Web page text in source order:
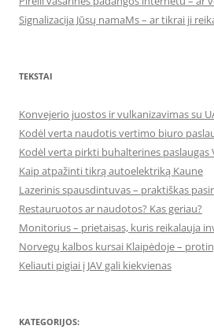
Signalizacija Jūsų namaMs – ar tikrai ji
TEKSTAI
Konvejerio juostos ir vulkanizavimas su
Kodėl verta naudotis vertimo biuro
Kodėl verta pirkti buhalterines paslaugas
Kaip atpažinti tikrą autoelektriką Kaune
Lazerinis spausdintuvas – praktiškas
Restauruotos ar naudotos? Kas geriau?
Monitorius – prietaisas, kuris reikalauja
Norvegų kalbos kursai Klaipėdoje –
Keliauti pigiai į JAV gali kiekvienas
KATEGORIJOS: